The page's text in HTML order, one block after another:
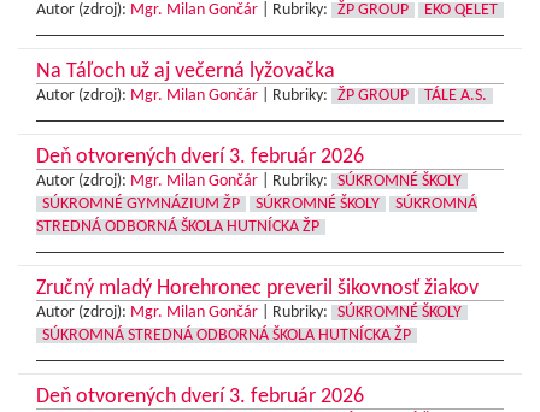
Autor (zdroj): Mgr. Milan Gončár Rubriky: ŽP GROUP EKO QELET
Na Táľoch už aj večerná lyžovačka
Autor (zdroj): Mgr. Milan Gončár Rubriky: ŽP GROUP TÁLE A.S.
Deň otvorených dverí 3. február 2026
Autor (zdroj): Mgr. Milan Gončár Rubriky:
SÚKROMNÉ ŠKOLY
SÚKROMNÉ GYMNÁZIUM ŽP
SÚKROMNÉ ŠKOLY
SÚKROMNÁ
STREDNÁ ODBORNÁ ŠKOLA HUTNÍCKA ŽP
Zručný mladý Horehronec preveril šikovnosť žiakov
Autor (zdroj): Mgr. Milan Gončár Rubriky:
SÚKROMNÉ ŠKOLY
SÚKROMNÁ STREDNÁ ODBORNÁ ŠKOLA HUTNÍCKA ŽP
Deň otvorených dverí 3. február 2026